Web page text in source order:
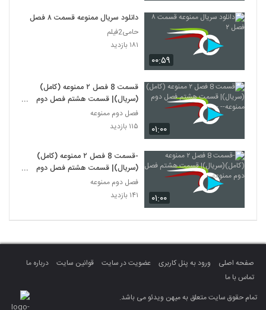
۰۰:۵۹
دانلود سریال ممنوعه قسمت ۸ فصل ۲
حامی2فیلم
۱۸۱ بازدید
۰۱:۰۰
قسمت 8 فصل ۲ ممنوعه (کامل)
(سریال)| قسمت هشتم فصل دوم
ممنوعه-- -
فصل دوم ممنوعه
۱۱۵ بازدید
۰۱:۰۰
-قسمت 8 فصل ۲ ممنوعه (کامل)
(سریال)| قسمت هشتم فصل دوم
ممنوعه
فصل دوم ممنوعه
۱۴۱ بازدید
صفحه اصلی ورود به پنل کاربری عضویت در سایت قوانین سایت
درباره ما
تماس با ما
تمام حقوق سایت متعلق به میهن ویدئو می باشد.